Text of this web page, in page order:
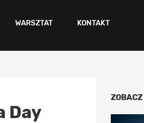
WARSZTAT KONTAKT
Day